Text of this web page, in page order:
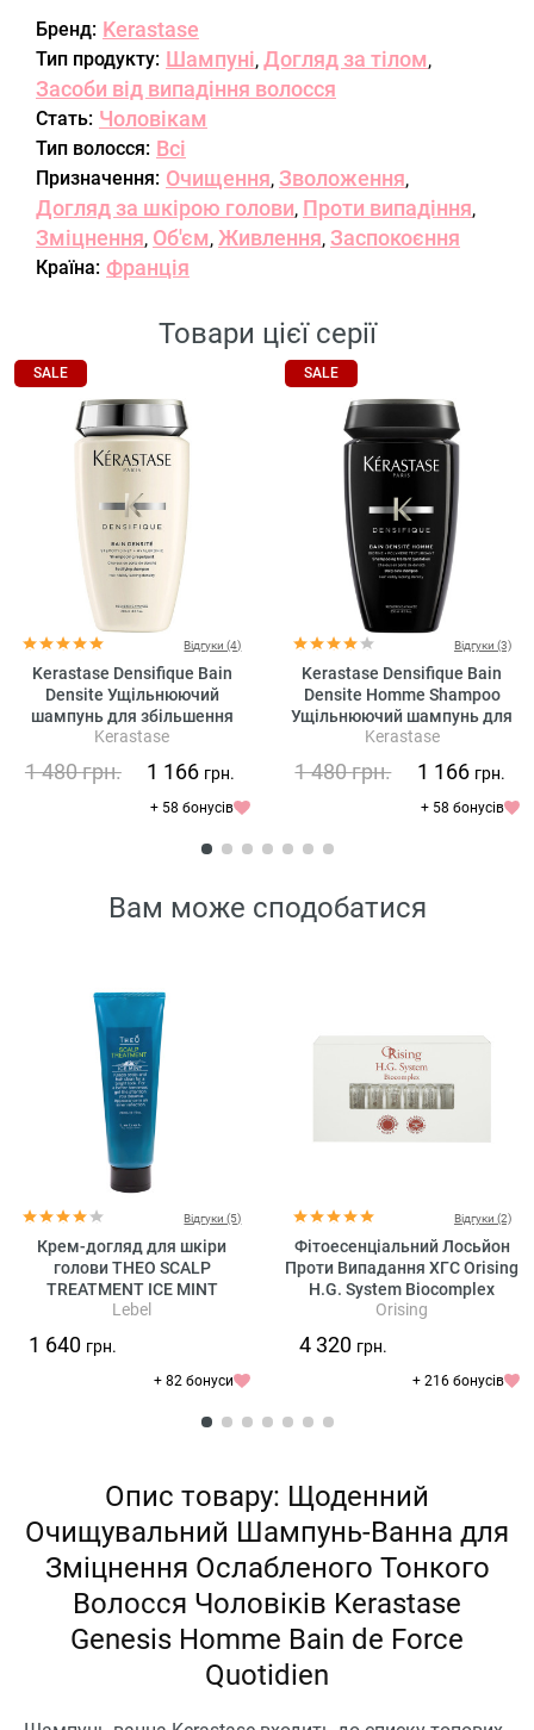
Бренд: Kerastase
Тип продукту: Шампуні, Догляд за тілом,
Засоби від випадіння волосся
Стать: Чоловікам
Тип волосся: Всі
Призначення: Очищення, Зволоження,
Догляд за шкірою голови, Проти випадіння,
Зміцнення, Об'єм, Живлення, Заспокоєння
Країна: Франція
Товари цієї серії
SALE
Відгуки (4)
Kerastase Densifique Bain
Densite Ущільнюючий
шампунь для збільшення
густоти волосся
Kerastase
1 480грн. 1 166 грн.
+ 58 бонусів
SALE
Відгуки (3)
Kerastase Densifique Bain
Densite Homme Shampoo
Ущільнюючий шампунь для
збільшення густини волосся
Kerastase
1 480грн. 1 166 грн.
+ 58 бонусів
Вам може сподобатися
Відгуки (5)
Крем-догляд для шкіри
голови THEO SCALP
TREATMENT ICE MINT
Lebel
1 640 грн.
+ 82 бонуси
Відгуки (2)
Фітоесенціальний Лосьйон
Проти Випадання ХГС Orising
H.G. System Biocomplex
Orising
4 320 грн.
+ 216 бонусів
Опис товару: Щоденний
Очищувальний Шампунь-Ванна для
Зміцнення Ослабленого Тонкого
Волосся Чоловіків Kerastase
Genesis Homme Bain de Force
Quotidien